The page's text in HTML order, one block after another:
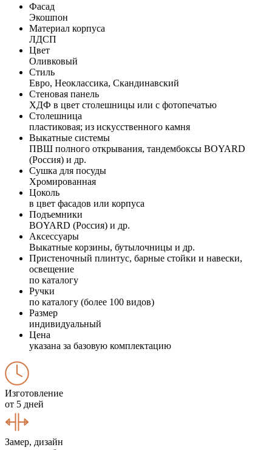
Фасад
Экошпон
Материал корпуса
ЛДСП
Цвет
Оливковый
Стиль
Евро, Неоклассика, Скандинавский
Стеновая панель
ХДФ в цвет столешницы или с фотопечатью
Столешница
пластиковая; из искусственного камня
Выкатные системы
ПВШ полного открывания, тандембоксы BOYARD
(Россия) и др.
Сушка для посуды
Хромированная
Цоколь
в цвет фасадов или корпуса
Подъемники
BOYARD (Россия) и др.
Аксессуары
Выкатные корзины, бутылочницы и др.
Пристеночный плинтус, барные стойки и навески,
освещение
по каталогу
Ручки
по каталогу (более 100 видов)
Размер
индивидуальный
Цена
указана за базовую комплектацию
Изготовление
от 5 дней
Замер, дизайн